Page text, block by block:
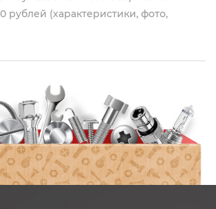
рублей (характеристики, фото,